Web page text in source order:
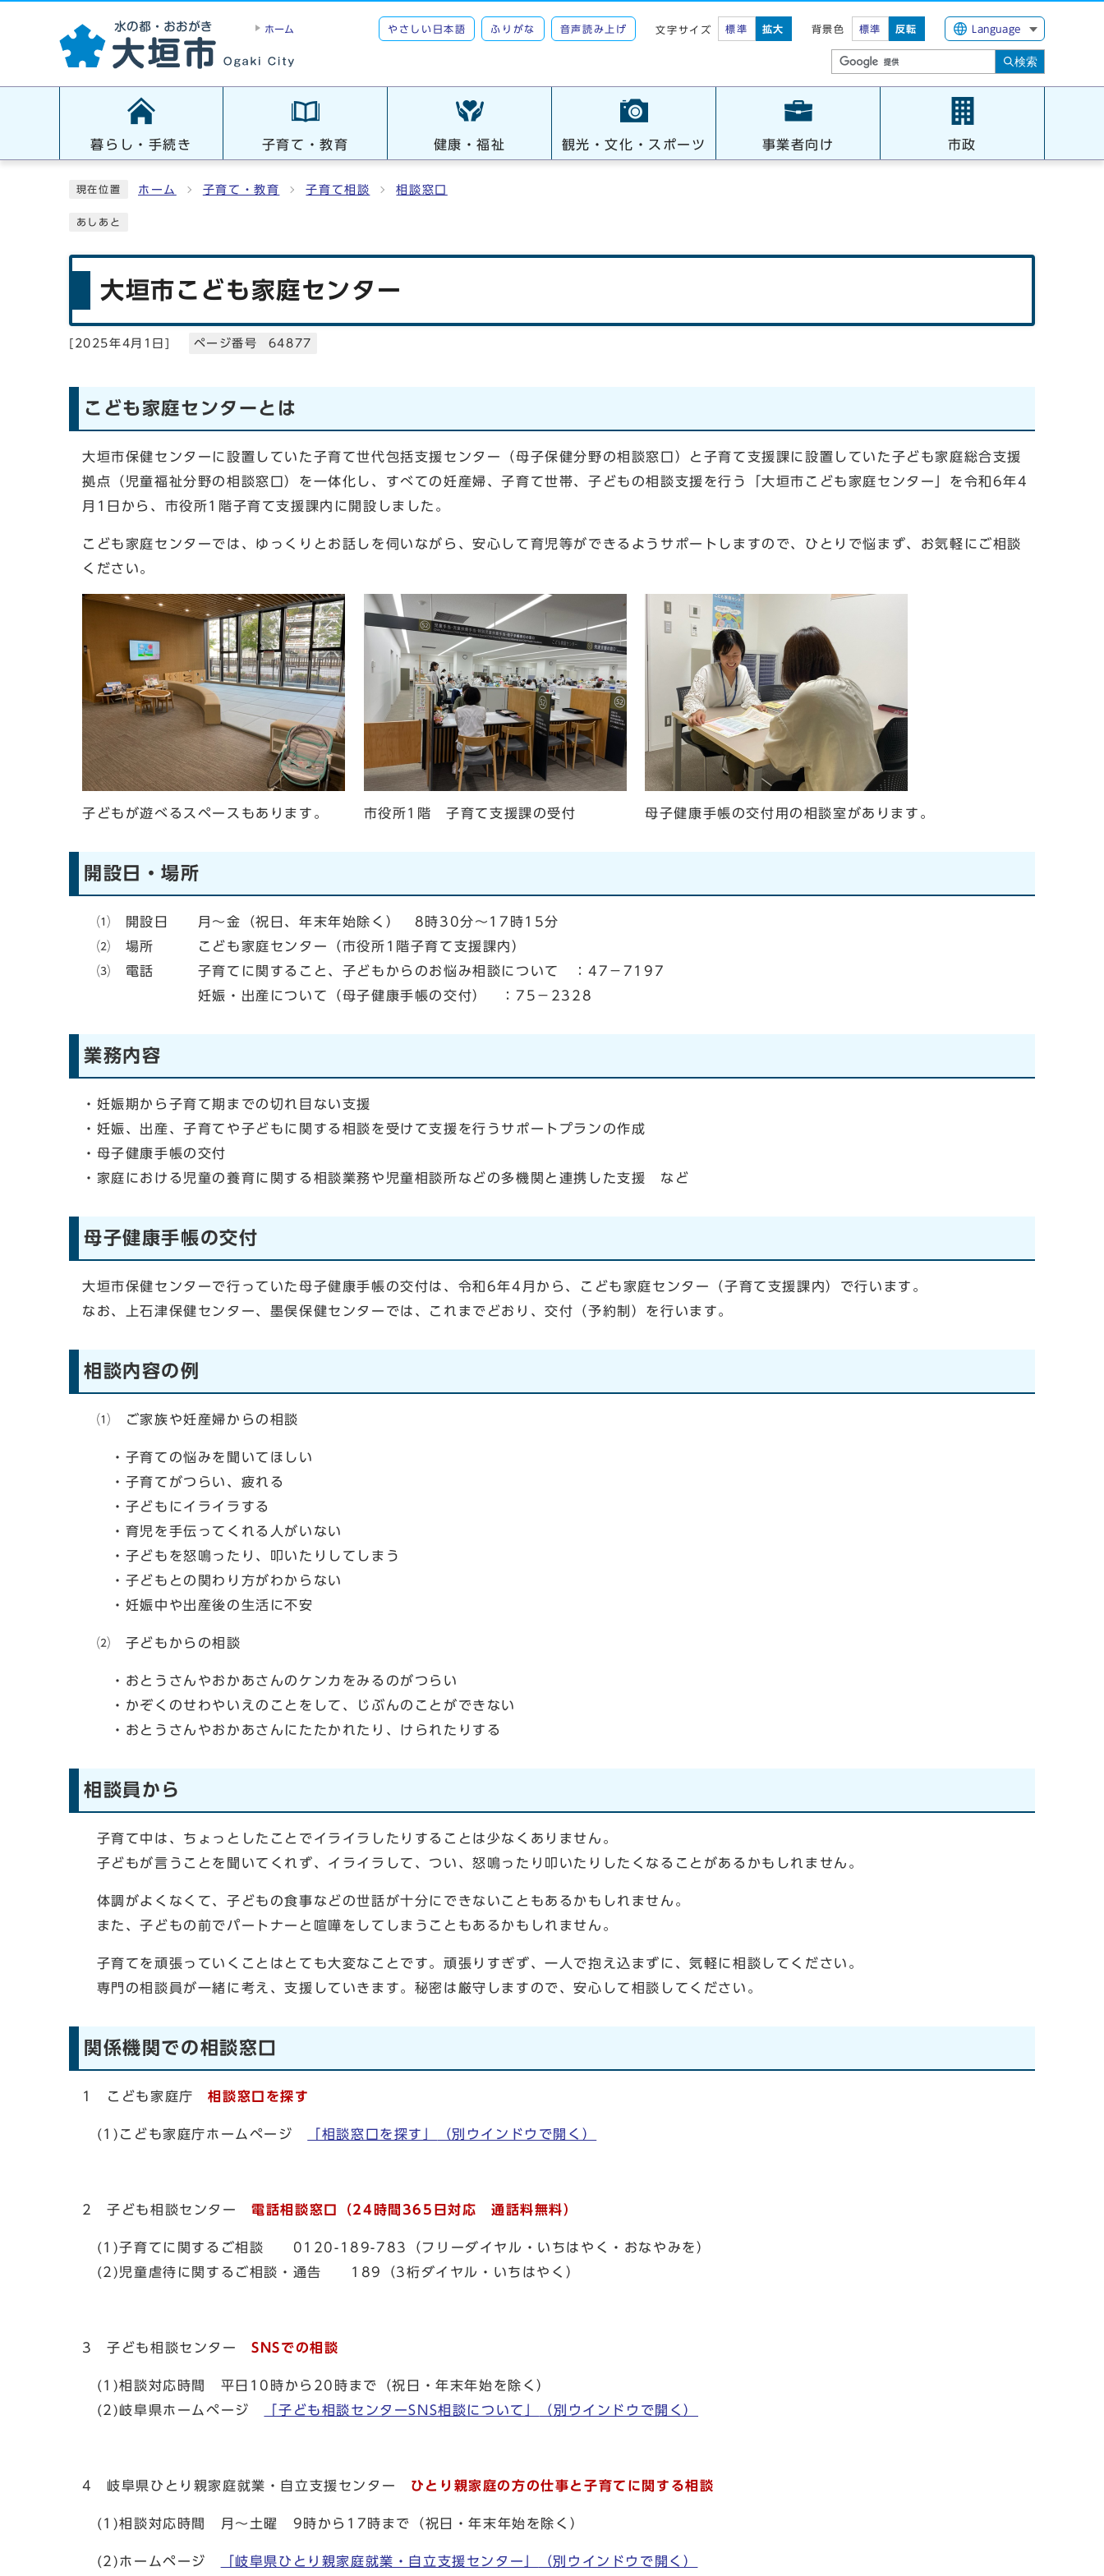
ホーム やさしい日本語 ふりがな 音声読み上げ 文字サイズ 標準 拡大 背景色 標準 反転 Language
検索
暮らし・手続き 子育て・教育 健康・福祉 観光・文化・スポーツ 事業者向け 市政
現在位置 ホーム 子育て・教育 子育て相談 相談窓口
あしあと
大垣市こども家庭センター
2025年4月1日 ページ番号 64877
こども家庭センターとは
大垣市保健センターに設置していた子育て世代包括支援センター（母子保健分野の相談窓口）と子育て支援課に設置していた子ども家庭総合支援
拠点（児童福祉分野の相談窓口）を一体化し、すべての妊産婦、子育て世帯、子どもの相談支援を行う「大垣市こども家庭センター」を令和6年4
月1日から、市役所1階子育て支援課内に開設しました。
こども家庭センターでは、ゆっくりとお話しを伺いながら、安心して育児等ができるようサポートしますので、ひとりで悩まず、お気軽にご相談
ください。
子どもが遊べるスペースもあります。 市役所1階 子育て支援課の受付 母子健康手帳の交付用の相談室があります。
開設日・場所
⑴ 開設日 月～金（祝日、年末年始除く） 8時30分～17時15分
⑵ 場所 こども家庭センター（市役所1階子育て支援課内）
⑶ 電話 子育てに関すること、子どもからのお悩み相談について ：47－7197
妊娠・出産について（母子健康手帳の交付） ：75－2328
業務内容
・妊娠期から子育て期までの切れ目ない支援
・妊娠、出産、子育てや子どもに関する相談を受けて支援を行うサポートプランの作成
・母子健康手帳の交付
・家庭における児童の養育に関する相談業務や児童相談所などの多機関と連携した支援 など
母子健康手帳の交付
大垣市保健センターで行っていた母子健康手帳の交付は、令和6年4月から、こども家庭センター（子育て支援課内）で行います。
なお、上石津保健センター、墨俣保健センターでは、これまでどおり、交付（予約制）を行います。
相談内容の例
⑴ ご家族や妊産婦からの相談
・子育ての悩みを聞いてほしい
・子育てがつらい、疲れる
・子どもにイライラする
・育児を手伝ってくれる人がいない
・子どもを怒鳴ったり、叩いたりしてしまう
・子どもとの関わり方がわからない
・妊娠中や出産後の生活に不安
⑵ 子どもからの相談
・おとうさんやおかあさんのケンカをみるのがつらい
・かぞくのせわやいえのことをして、じぶんのことができない
・おとうさんやおかあさんにたたかれたり、けられたりする
相談員から
子育て中は、ちょっとしたことでイライラしたりすることは少なくありません。
子どもが言うことを聞いてくれず、イライラして、つい、怒鳴ったり叩いたりしたくなることがあるかもしれません。
体調がよくなくて、子どもの食事などの世話が十分にできないこともあるかもしれません。
また、子どもの前でパートナーと喧嘩をしてしまうこともあるかもしれません。
子育てを頑張っていくことはとても大変なことです。頑張りすぎず、一人で抱え込まずに、気軽に相談してください。
専門の相談員が一緒に考え、支援していきます。秘密は厳守しますので、安心して相談してください。
関係機関での相談窓口
1 こども家庭庁相談窓口を探す
(1)こども家庭庁ホームページ 「相談窓口を探す」 （別ウインドウで開く）
2 子ども相談センター電話相談窓口（24時間365日対応 通話料無料）
(1)子育てに関するご相談 0120-189-783（フリーダイヤル・いちはやく・おなやみを）
(2)児童虐待に関するご相談・通告 189（3桁ダイヤル・いちはやく）
3 子ども相談センターSNSでの相談
(1)相談対応時間 平日10時から20時まで（祝日・年末年始を除く）
(2)岐阜県ホームページ
「子ども相談センターSNS相談について」 （別ウインドウで開く）
4 岐阜県ひとり親家庭就業・自立支援センター ひとり親家庭の方の仕事と子育てに関する相談
(1)相談対応時間 月〜土曜 9時から17時まで（祝日・年末年始を除く）
(2)ホームページ 「岐阜県ひとり親家庭就業・自立支援センター」 （別ウインドウで開く）